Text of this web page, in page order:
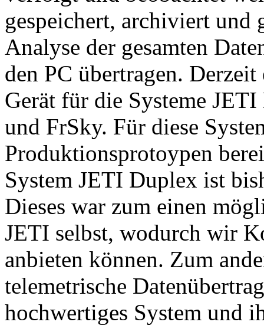
gespeichert, archiviert und
Analyse der gesamten
den PC übertragen.
Gerät für die Systeme
und FrSky. Für diese
Produktionsprotoypen
System JETI Duplex ist
Dieses war zum einen
JETI selbst, wodurch wir
anbieten können. Zum
telemetrische
hochwertiges System und